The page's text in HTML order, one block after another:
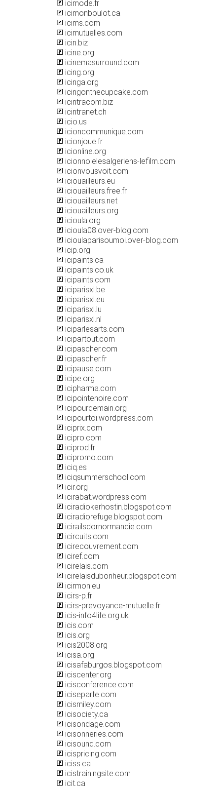
icimode.fr
icimonboulot.ca
icims.com
icimutuelles.com
icin.biz
icine.org
icinemasurround.com
icing.org
icinga.org
icingonthecupcake.com
icintracom.biz
icintranet.ch
icio.us
icioncommunique.com
icionjoue.fr
icionline.org
icionnoielesalgeriens-lefilm.com
icionvousvoit.com
iciouailleurs.eu
iciouailleurs.free.fr
iciouailleurs.net
iciouailleurs.org
icioula.org
icioula08.over-blog.com
icioulaparisoumoi.over-blog.com
icip.org
icipaints.ca
icipaints.co.uk
icipaints.com
iciparisxl.be
iciparisxl.eu
iciparisxl.lu
iciparisxl.nl
iciparlesarts.com
icipartout.com
icipascher.com
icipascher.fr
icipause.com
icipe.org
icipharma.com
icipointenoire.com
icipourdemain.org
icipourtoi.wordpress.com
iciprix.com
icipro.com
iciprod.fr
icipromo.com
iciq.es
iciqsummerschool.com
icir.org
icirabat.wordpress.com
iciradiokerhostin.blogspot.com
iciradiorefuge.blogspot.com
icirailsdornormandie.com
icircuits.com
icirecouvrement.com
iciref.com
icirelais.com
icirelaisdubonheur.blogspot.com
icirmon.eu
icirs-p.fr
icirs-prevoyance-mutuelle.fr
icis-info4life.org.uk
icis.com
icis.org
icis2008.org
icisa.org
icisafaburgos.blogspot.com
iciscenter.org
icisconference.com
iciseparfe.com
icismiley.com
icisociety.ca
icisondage.com
icisonneries.com
icisound.com
icispricing.com
iciss.ca
icistrainingsite.com
icit.ca